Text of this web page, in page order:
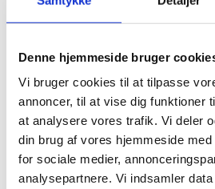
Denne hjemmeside bruger
Vi bruger cookies til at tilpasse
annoncer, til at vise dig funktioner
at analysere vores trafik. Vi deler
din brug af vores hjemmeside
for sociale medier,
analysepartnere. Vi indsamler
youtube.com
Registrerer et unikt ID på mobile